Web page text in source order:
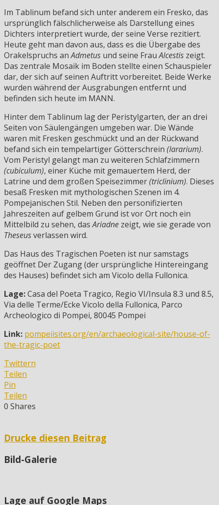
Im Tablinum befand sich unter anderem ein Fresko, das
ursprünglich fälschlicherweise als Darstellung eines
Dichters interpretiert wurde, der seine Verse rezitiert.
Heute geht man davon aus, dass es die Übergabe des
Orakelspruchs anAdmetus und seine FrauAlcestis zeigt.
Das zentrale Mosaik im Boden stellte einen Schauspieler
dar, der sich auf seinen Auftritt vorbereitet. Beide Werke
wurden während der Ausgrabungen entfernt und
befinden sich heute im MANN.
Hinter dem Tablinum lag der Peristylgarten, der an drei
Seiten von Säulengängen umgeben war. Die Wände
waren mit Fresken geschmückt und an der Rückwand
befand sich ein tempelartiger Götterschrein (lararium).
Vom Peristyl gelangt man zu weiteren Schlafzimmern
(cubiculum), einer Küche mit gemauertem Herd, der
Latrine und dem großen Speisezimmer(triclinium). Dieses
besaß Fresken mit mythologischen Szenen im 4.
Pompejanischen Stil. Neben den personifizierten
Jahreszeiten auf gelbem Grund ist vor Ort noch ein
Mittelbild zu sehen, dasAriadne zeigt, wie sie gerade von
Theseusverlassen wird.
Das Haus des Tragischen Poeten ist nur samstags
geöffnet Der Zugang (der ursprüngliche Hintereingang
des Hauses) befindet sich am Vicolo della Fullonica.
Lage:Casa del Poeta Tragico, Regio VI/Insula 8.3 und 8.5,
Via delle Terme/Ecke Vicolo della Fullonica, Parco
Archeologico di Pompei, 80045 Pompei
Link: pompeiisites.org/en/archaeological-site/house-of-
the-tragic-poet
Twittern
Teilen
Pin
Teilen
0 Shares
Drucke diesen Beitrag
Bild-Galerie
Lage auf Google Maps